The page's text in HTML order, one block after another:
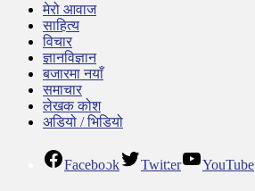
मेरो आवाज
साहित्य
विचार
ज्ञानविज्ञान
बजारमा नयाँ
समाचार
लेखक कोश
अडियो / भिडियो
Facebook Twitter YouTube